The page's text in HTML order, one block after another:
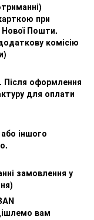
при
Нової Пошти.
комісію
оформлення
для оплати
іншого
замовлення у
вам